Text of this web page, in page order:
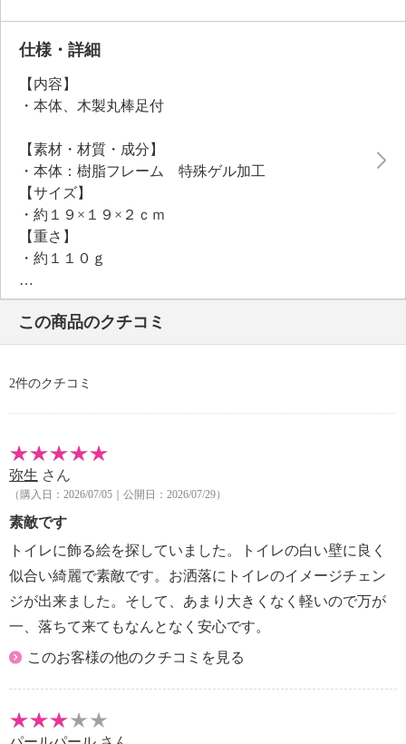
仕様・詳細
【内容】
・本体、木製丸棒足付
【素材・材質・成分】
・本体：樹脂フレーム 特殊ゲル加工
【サイズ】
・約１９×１９×２ｃｍ
【重さ】
・約１１０ｇ
【同梱書類】
・取扱説明書
【保証（有無）、保証期間】
・なし
・日本製
この商品のクチコミ
2件のクチコミ
弥生 さん
（購入日：2026/07/05｜公開日：2026/07/29）
素敵です
トイレに飾る絵を探していました。トイレの白い壁に良く
似合い綺麗で素敵です。お洒落にトイレのイメージチェン
ジが出来ました。そして、あまり大きくなく軽いので万が
一、落ちて来てもなんとなく安心です。
このお客様の他のクチコミを見る